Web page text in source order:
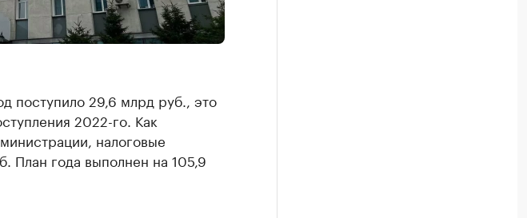
поступило 29,6 млрд руб., это
2022-го. Как
налоговые
План года выполнен на 105,9